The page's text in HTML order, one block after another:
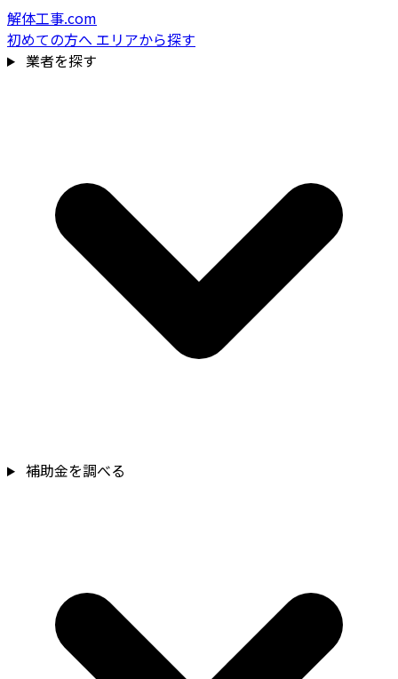
解体工事.com
初めての方へ エリアから探す
業者を探す
補助金を調べる